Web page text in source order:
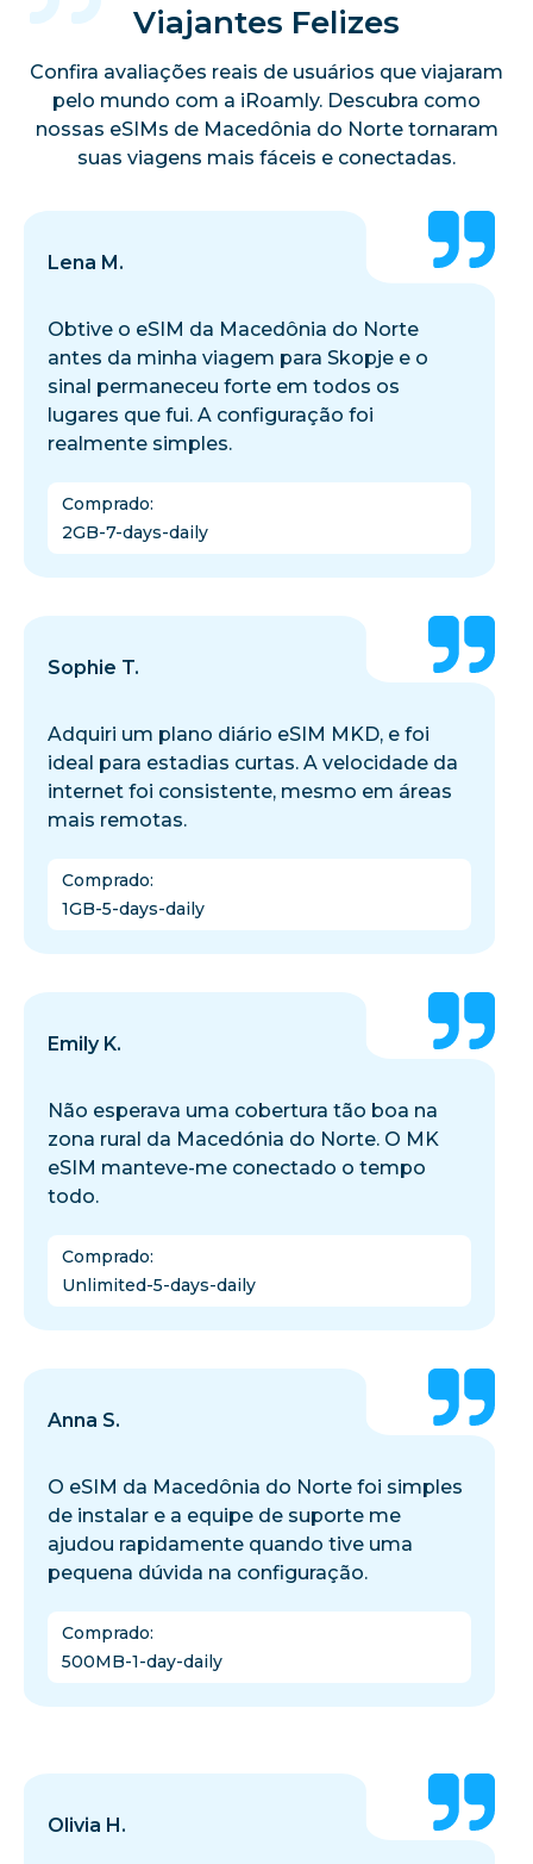
Viajantes Felizes
Confira avaliações reais de usuários que viajaram
pelo mundo com a iRoamly. Descubra como
nossas eSIMs de Macedônia do Norte tornaram
suas viagens mais fáceis e conectadas.
Lena M.
Obtive o eSIM da Macedônia do Norte
antes da minha viagem para Skopje e o
sinal permaneceu forte em todos os
lugares que fui. A configuração foi
realmente simples.
Comprado:
2GB-7-days-daily
Sophie T.
Adquiri um plano diário eSIM MKD, e foi
ideal para estadias curtas. A velocidade da
internet foi consistente, mesmo em áreas
mais remotas.
Comprado:
1GB-5-days-daily
Emily K.
Não esperava uma cobertura tão boa na
zona rural da Macedónia do Norte. O MK
eSIM manteve-me conectado o tempo
todo.
Comprado:
Unlimited-5-days-daily
Anna S.
O eSIM da Macedônia do Norte foi simples
de instalar e a equipe de suporte me
ajudou rapidamente quando tive uma
pequena dúvida na configuração.
Comprado:
500MB-1-day-daily
Olivia H.